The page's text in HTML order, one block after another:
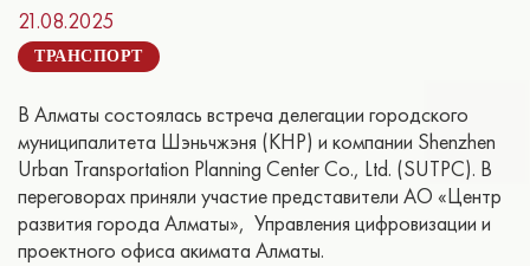
21.08.2025
ТРАНСПОРТ
В Алматы состоялась встреча делегации городского
муниципалитета Шэньчжэня (КНР) и компании Shenzhen
Urban Transportation Planning Center Co., Ltd. (SUTPC). В
переговорах приняли участие представители АО «Центр
развития города Алматы», Управления цифровизации и
проектного офиса акимата Алматы.